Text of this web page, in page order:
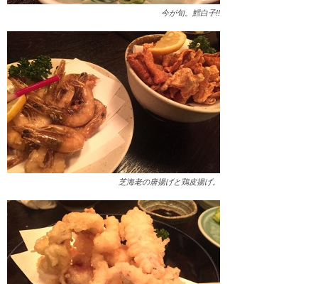
今が旬。鱈白子!!
芝海老の唐揚げと鶏皮揚げ。